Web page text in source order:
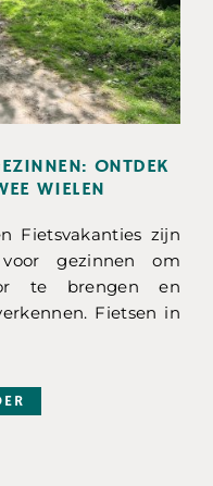
ONTDEK
WIELEN
Fietsvakanties zijn
gezinnen om
te brengen en
Fietsen in